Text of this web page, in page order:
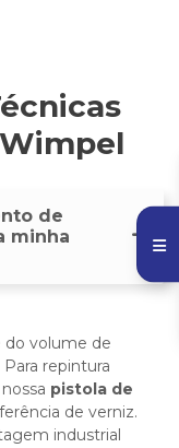
de
minha
do volume de
repintura
pistola de
de verniz.
industrial